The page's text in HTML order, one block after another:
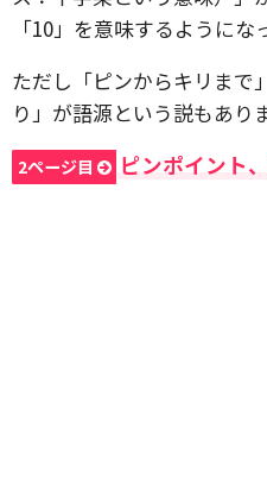
「10」を意味するようにな
ただし「ピンからキリまで
り」が語源という説もありま
2ページ目 ピンポイント